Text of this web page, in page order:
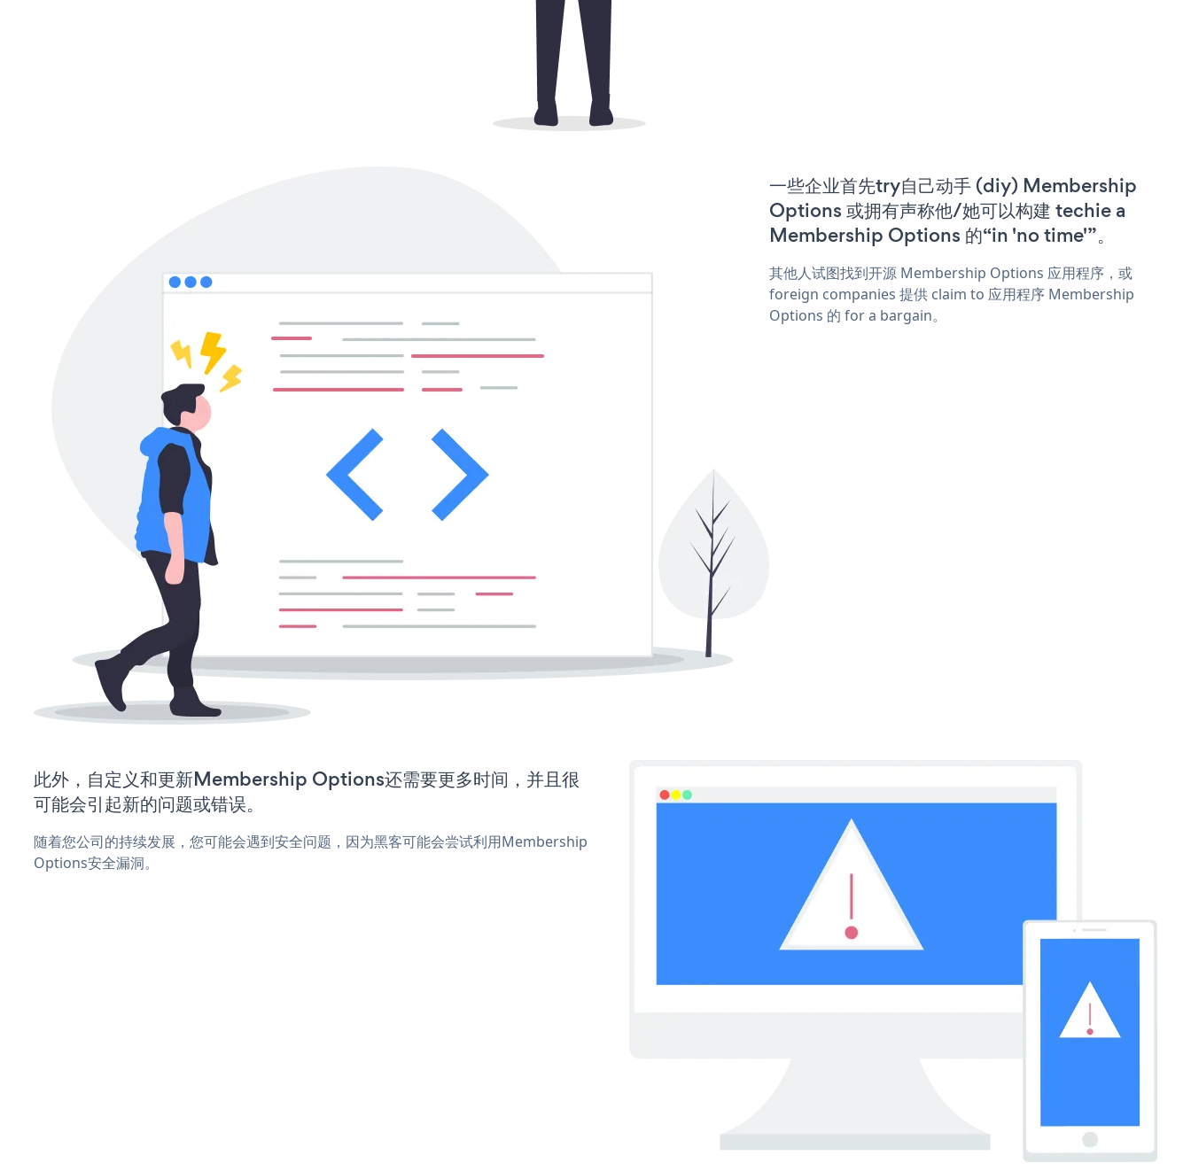
一些企业首先try自己动手 (diy) Membership
Options 或拥有声称他/她可以构建 techie a
Membership Options 的“in 'no time'”。
其他人试图找到开源 Membership Options 应用程序，或
foreign companies 提供 claim to 应用程序 Membership
Options 的 for a bargain。
此外，自定义和更新Membership Options还需要更多时间，并且很
可能会引起新的问题或错误。
随着您公司的持续发展，您可能会遇到安全问题，因为黑客可能会尝试利用Membership
Options安全漏洞。